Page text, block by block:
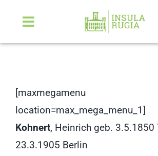
Inhalt
springen
Toggle
Navigation
[maxmegamenu
location=max_mega_menu_1]
Kohnert, Heinrich geb.
23.3.1905 Berlin